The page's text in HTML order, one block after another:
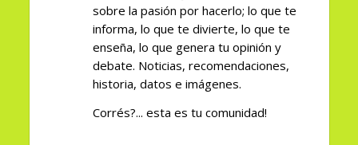
sobre la pasión por hacerlo; lo que te
informa, lo que te divierte, lo que te
enseña, lo que genera tu opinión y
debate. Noticias, recomendaciones,
historia, datos e imágenes.
Corrés?... esta es tu comunidad!